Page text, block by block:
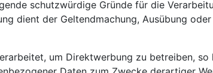
schutzwürdige Gründe für die
dient der Geltendmachung, Ausübung
um Direktwerbung zu betreiben,